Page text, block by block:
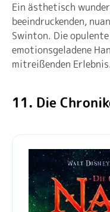
Ein ästhetisch
beeindruckenden,
Swinton. Die
emotionsgeladene
mitreißenden Erlebnis.
11. Die